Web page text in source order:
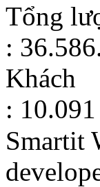
Tổng
:
Khách
: 10.091
Smartit